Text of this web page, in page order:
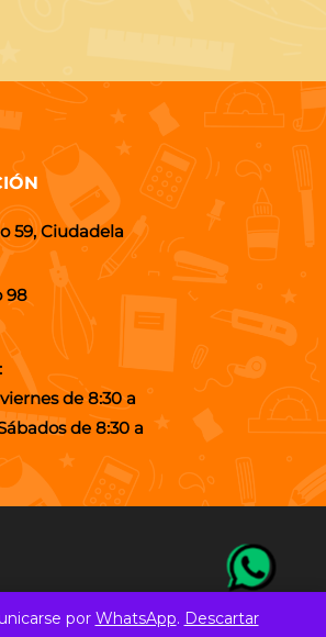
por WhatsApp. Descartar
59, Ciudadela
98
de 8:30 a
de 8:30 a